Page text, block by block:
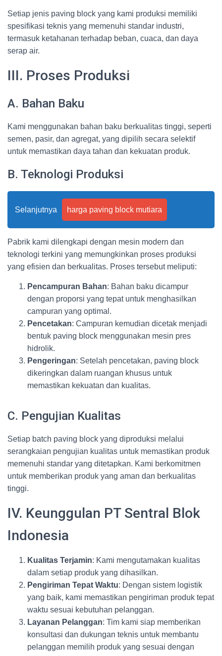
Setiap jenis paving block yang kami produksi memiliki
spesifikasi teknis yang memenuhi standar industri,
termasuk ketahanan terhadap beban, cuaca, dan daya
serap air.
III. Proses Produksi
A. Bahan Baku
Kami menggunakan bahan baku berkualitas tinggi, seperti
semen, pasir, dan agregat, yang dipilih secara selektif
untuk memastikan daya tahan dan kekuatan produk.
B. Teknologi Produksi
Selanjutnya harga paving block mutiara
Pabrik kami dilengkapi dengan mesin modern dan
teknologi terkini yang memungkinkan proses produksi
yang efisien dan berkualitas. Proses tersebut meliputi:
Pencampuran Bahan: Bahan baku dicampur
dengan proporsi yang tepat untuk menghasilkan
campuran yang optimal.
Pencetakan: Campuran kemudian dicetak menjadi
bentuk paving block menggunakan mesin pres
hidrolik.
Pengeringan: Setelah pencetakan, paving block
dikeringkan dalam ruangan khusus untuk
memastikan kekuatan dan kualitas.
C. Pengujian Kualitas
Setiap batch paving block yang diproduksi melalui
serangkaian pengujian kualitas untuk memastikan produk
memenuhi standar yang ditetapkan. Kami berkomitmen
untuk memberikan produk yang aman dan berkualitas
tinggi.
IV. Keunggulan PT Sentral Blok
Indonesia
Kualitas Terjamin: Kami mengutamakan kualitas
dalam setiap produk yang dihasilkan.
Pengiriman Tepat Waktu: Dengan sistem logistik
yang baik, kami memastikan pengiriman produk tepat
waktu sesuai kebutuhan pelanggan.
Layanan Pelanggan: Tim kami siap memberikan
konsultasi dan dukungan teknis untuk membantu
pelanggan memilih produk yang sesuai dengan